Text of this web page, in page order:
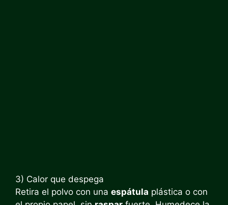
3) Calor que despega
Retira el polvo con una espátula plástica o con